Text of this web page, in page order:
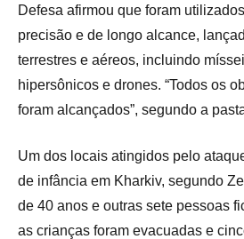
Defesa afirmou que foram
precisão e de longo alcance,
terrestres e aéreos, incluindo
hipersônicos e drones. “Todos os
foram alcançados”, segundo a
Um dos locais atingidos pelo
de infância em Kharkiv, segundo
de 40 anos e outras sete pessoas
as crianças foram evacuadas e